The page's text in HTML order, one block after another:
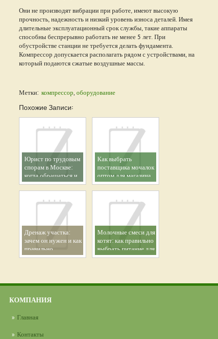
Они не производят вибрации при работе, имеют высокую
прочность, надежность и низкий уровень износа деталей. Имея
длительные эксплуатационный срок службы, такие аппараты
способны беспрерывно работать не менее 5 лет. При
обустройстве станции не требуется делать фундамента.
Компрессор допускается располагать рядом с устройствами, на
который подаются сжатые воздушные массы.
Метки: компрессор оборудование
Похожие Записи:
Юрист по трудовым
спорам в Москве:
когда обращаться и
как выбрать
специалиста
Как выбрать
поставщика мочалок
оптом для магазина
Дренаж участка:
зачем он нужен и как
правильно
организовать
Молочные смеси для
котят: как правильно
выбрать питание для
здорового роста
КОМПАНИЯ
Главная
Контакты